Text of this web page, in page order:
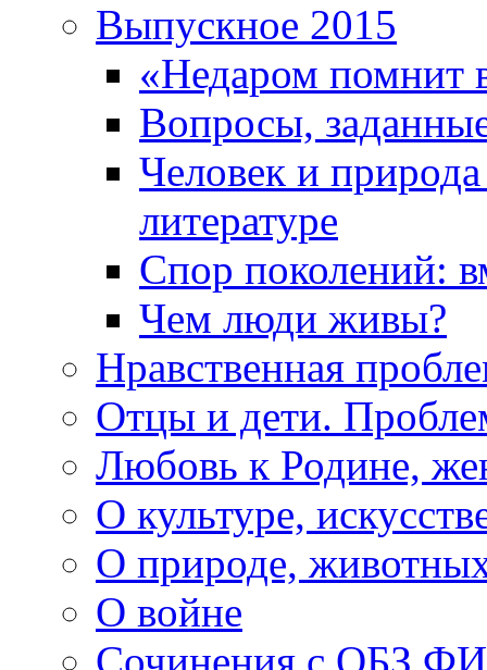
Выпускное 2015
«Недаром помнит
Вопросы,
Человек и
литературе
Спор поколений:
Чем люди живы?
Нравственная
Отцы и дети.
Любовь к Родине,
О культуре,
О природе,
О войне